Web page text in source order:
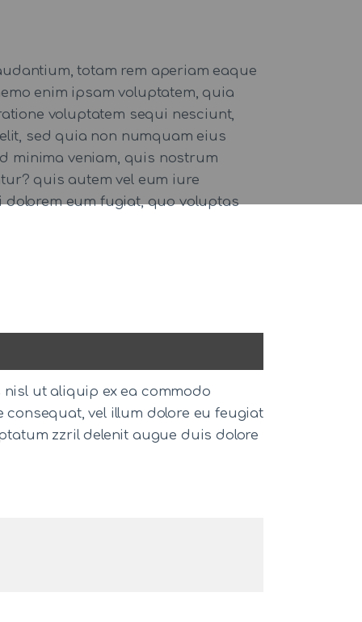
totam rem aperiam eaque
enim ipsam voluptatem, quia
voluptatem sequi nesciunt,
sed quia non numquam eius
minima veniam, quis nostrum
quis autem vel eum iure
dolorem eum fugiat, quo voluptas
ut aliquip ex ea commodo
vel illum dolore eu feugiat
zzril delenit augue duis dolore